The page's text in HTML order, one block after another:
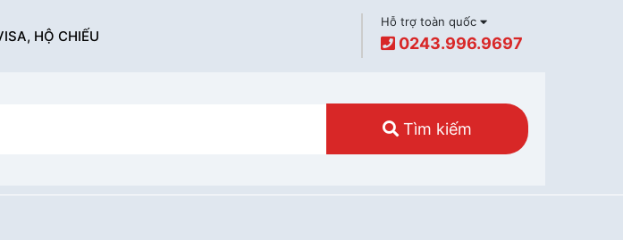
HỘ CHIẾU
Hỗ trợ toàn quốc
0243.996.9697
Tìm kiếm